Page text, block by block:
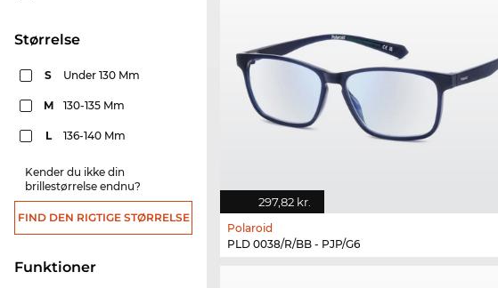
Størrelse
S Under 130 Mm
M 130-135 Mm
L 136-140 Mm
Kender du ikke din
brillestørrelse endnu?
FIND DEN RIGTIGE STØRRELSE
funktioner
297,82 kr.
Polaroid
PLD 0038/R/BB - PJP/G6